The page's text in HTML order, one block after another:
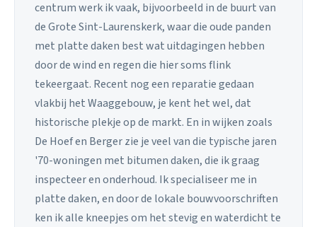
centrum werk ik vaak, bijvoorbeeld in de buurt van
de Grote Sint-Laurenskerk, waar die oude panden
met platte daken best wat uitdagingen hebben
door de wind en regen die hier soms flink
tekeergaat. Recent nog een reparatie gedaan
vlakbij het Waaggebouw, je kent het wel, dat
historische plekje op de markt. En in wijken zoals
De Hoef en Berger zie je veel van die typische jaren
'70-woningen met bitumen daken, die ik graag
inspecteer en onderhoud. Ik specialiseer me in
platte daken, en door de lokale bouwvoorschriften
ken ik alle kneepjes om het stevig en waterdicht te